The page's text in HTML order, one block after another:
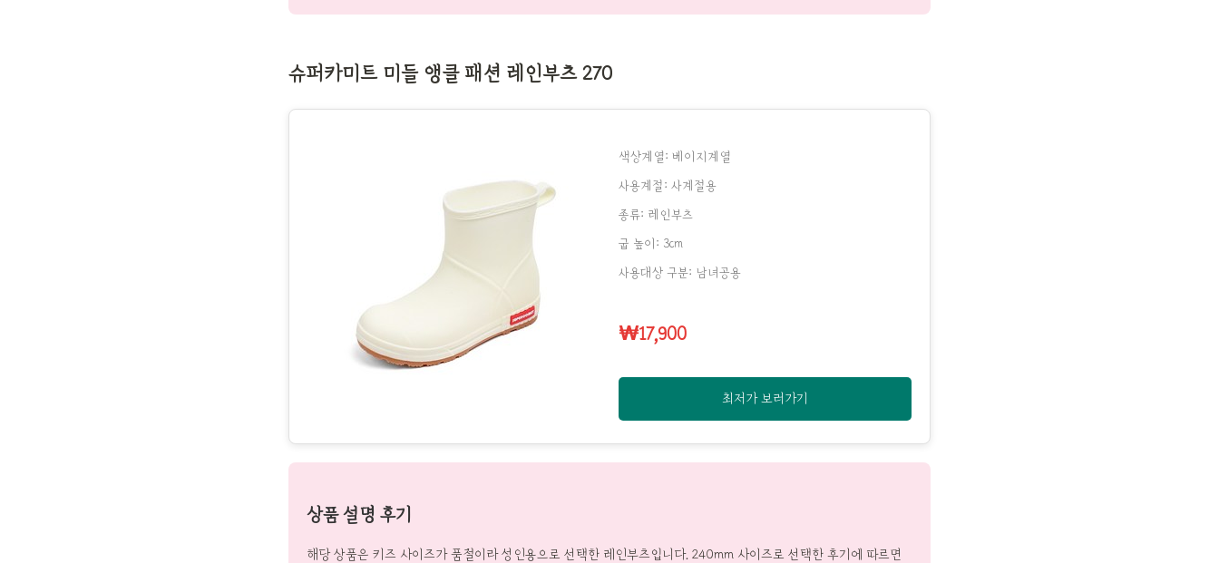
슈퍼카미트 미들 앵클 패션 레인부츠 270
색상계열: 베이지계열
사용계절: 사계절용
종류: 레인부츠
굽 높이: 3cm
사용대상 구분: 남녀공용
₩17,900
최저가 보러가기
상품 설명 후기
해당 상품은 키즈 사이즈가 품절이라 성인용으로 선택한 레인부츠입니다. 240mm 사이즈로 선택한 후기에 따르면